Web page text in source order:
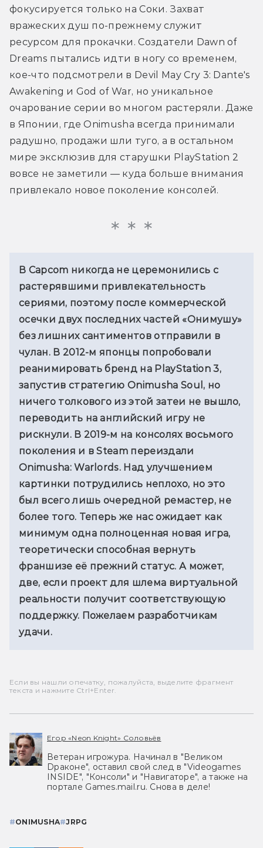
фокусируется только на Соки. Захват
вражеских душ по-прежнему служит
ресурсом для прокачки. Создатели Dawn of
Dreams пытались идти в ногу со временем,
кое-что подсмотрели в Devil May Cry 3: Dante's
Awakening и God of War, но уникальное
очарование серии во многом растеряли. Даже
в Японии, где Onimusha всегда принимали
радушно, продажи шли туго, а в остальном
мире эксклюзив для старушки PlayStation 2
вовсе не заметили — куда больше внимания
привлекало новое поколение консолей.
В Capcom никогда не церемонились с
растерявшими привлекательность
сериями, поэтому после коммерческой
осечки двух последних частей «Онимушу»
без лишних сантиментов отправили в
чулан. В 2012-м японцы попробовали
реанимировать бренд на PlayStation 3,
запустив стратегию Onimusha Soul, но
ничего толкового из этой затеи не вышло,
переводить на английский игру не
рискнули. В 2019-м на консолях восьмого
поколения и в Steam переиздали
Onimusha: Warlords. Над улучшением
картинки потрудились неплохо, но это
был всего лишь очередной ремастер, не
более того. Теперь же нас ожидает как
минимум одна полноценная новая игра,
теоретически способная вернуть
франшизе её прежний статус. А может,
две, если проект для шлема виртуальной
реальности получит соответствующую
поддержку. Пожелаем разработчикам
удачи.
Если вы нашли опечатку, пожалуйста, выделите фрагмент
текста и нажмите Ctrl+Enter.
Егор «Neon Knight» Соловьёв
Ветеран игрожура. Начинал в "Великом
Dраконе", оставил свой след в "Videogames
INSIDE", "Консоли" и "Навигаторе", а также на
портале Games.mail.ru. Снова в деле!
#ONIMUSHA#JRPG